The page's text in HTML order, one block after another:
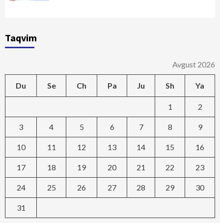
Taqvim
Avgust 2026
Du Se Ch Pa Ju Sh Ya
1 2
3 4 5 6 7 8 9
10 11 12 13 14 15 16
17 18 19 20 21 22 23
24 25 26 27 28 29 30
31